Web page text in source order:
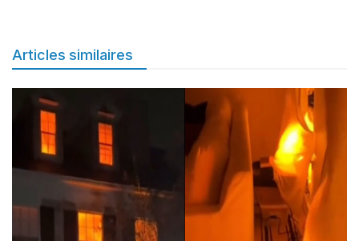
Articles similaires